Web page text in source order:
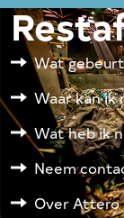
Wat
Waar kan ik
Wat heb ik
Neem
Over Attero